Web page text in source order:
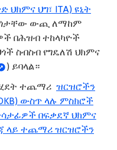
ህክምና ህግ፣ ITA) ዩኒት
ውጪ ለማከም
በሕዝብ ተከላካዮች
ስብስብ የግዴለሽ ህክምና
) ይባላል።
ሂደት ተጨማሪ ዝርዝሮችን
ውስጥ ላሉ ምስክሮች
በፍቃደኛ ህክምና
ላይ ተጨማሪ ዝርዝሮችን